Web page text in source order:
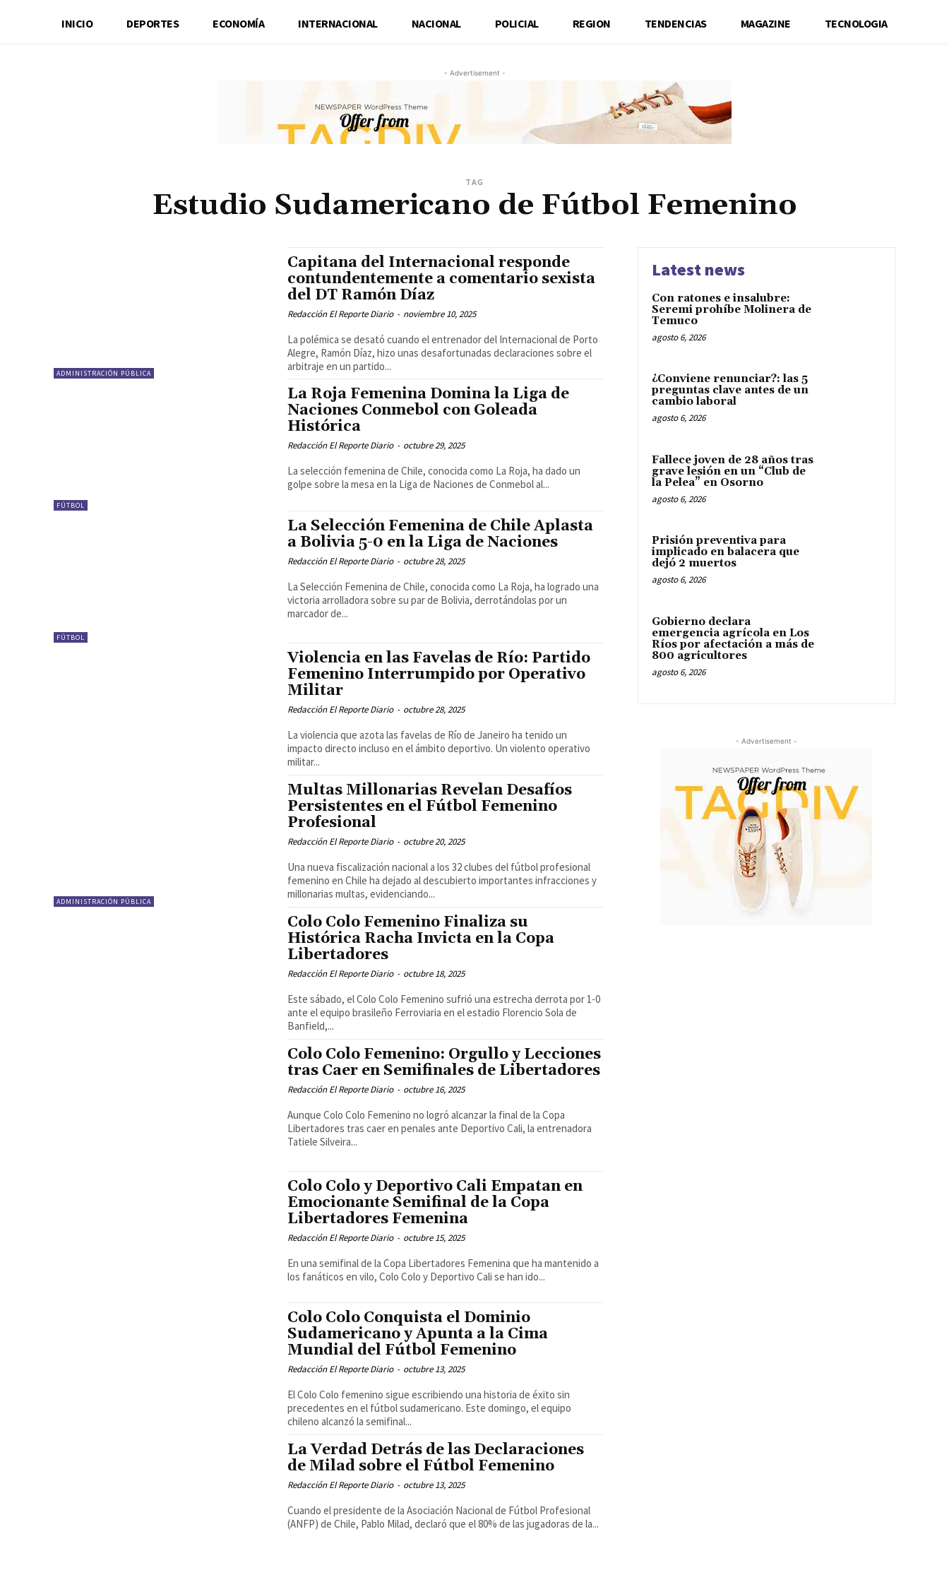
INICIO DEPORTES ECONOMÍA INTERNACIONAL NACIONAL POLICIAL REGION TENDENCIAS MAGAZINE TECNOLOGIA
- Advertisement -
TAG
Estudio Sudamericano de Fútbol Femenino
ADMINISTRACIÓN PÚBLICA
Capitana del Internacional responde
contundentemente a comentario sexista
del DT Ramón Díaz
Redacción El Reporte Diario - noviembre 10, 2025
La polémica se desató cuando el entrenador del Internacional de Porto
Alegre, Ramón Díaz, hizo unas desafortunadas declaraciones sobre el
arbitraje en un partido...
FÚTBOL
La Roja Femenina Domina la Liga de
Naciones Conmebol con Goleada
Histórica
Redacción El Reporte Diario - octubre 29, 2025
La selección femenina de Chile, conocida como La Roja, ha dado un
golpe sobre la mesa en la Liga de Naciones de Conmebol al...
FÚTBOL
La Selección Femenina de Chile Aplasta
a Bolivia 5-0 en la Liga de Naciones
Redacción El Reporte Diario - octubre 28, 2025
La Selección Femenina de Chile, conocida como La Roja, ha logrado una
victoria arrolladora sobre su par de Bolivia, derrotándolas por un
marcador de...
Violencia en las Favelas de Río: Partido
Femenino Interrumpido por Operativo
Militar
Redacción El Reporte Diario - octubre 28, 2025
La violencia que azota las favelas de Río de Janeiro ha tenido un
impacto directo incluso en el ámbito deportivo. Un violento operativo
militar...
ADMINISTRACIÓN PÚBLICA
Multas Millonarias Revelan Desafíos
Persistentes en el Fútbol Femenino
Profesional
Redacción El Reporte Diario - octubre 20, 2025
Una nueva fiscalización nacional a los 32 clubes del fútbol profesional
femenino en Chile ha dejado al descubierto importantes infracciones y
millonarias multas, evidenciando...
Colo Colo Femenino Finaliza su
Histórica Racha Invicta en la Copa
Libertadores
Redacción El Reporte Diario - octubre 18, 2025
Este sábado, el Colo Colo Femenino sufrió una estrecha derrota por 1-0
ante el equipo brasileño Ferroviaria en el estadio Florencio Sola de
Banfield,...
Colo Colo Femenino: Orgullo y Lecciones
tras Caer en Semifinales de Libertadores
Redacción El Reporte Diario - octubre 16, 2025
Aunque Colo Colo Femenino no logró alcanzar la final de la Copa
Libertadores tras caer en penales ante Deportivo Cali, la entrenadora
Tatiele Silveira...
Colo Colo y Deportivo Cali Empatan en
Emocionante Semifinal de la Copa
Libertadores Femenina
Redacción El Reporte Diario - octubre 15, 2025
En una semifinal de la Copa Libertadores Femenina que ha mantenido a
los fanáticos en vilo, Colo Colo y Deportivo Cali se han ido...
Colo Colo Conquista el Dominio
Sudamericano y Apunta a la Cima
Mundial del Fútbol Femenino
Redacción El Reporte Diario - octubre 13, 2025
El Colo Colo femenino sigue escribiendo una historia de éxito sin
precedentes en el fútbol sudamericano. Este domingo, el equipo
chileno alcanzó la semifinal...
La Verdad Detrás de las Declaraciones
de Milad sobre el Fútbol Femenino
Redacción El Reporte Diario - octubre 13, 2025
Cuando el presidente de la Asociación Nacional de Fútbol Profesional
(ANFP) de Chile, Pablo Milad, declaró que el 80% de las jugadoras de la...
Latest news
Con ratones e insalubre:
Seremi prohíbe Molinera de
Temuco
agosto 6, 2026
¿Conviene renunciar?: las 5
preguntas clave antes de un
cambio laboral
agosto 6, 2026
Fallece joven de 28 años tras
grave lesión en un “Club de
la Pelea” en Osorno
agosto 6, 2026
Prisión preventiva para
implicado en balacera que
dejó 2 muertos
agosto 6, 2026
Gobierno declara
emergencia agrícola en Los
Ríos por afectación a más de
800 agricultores
agosto 6, 2026
- Advertisement -